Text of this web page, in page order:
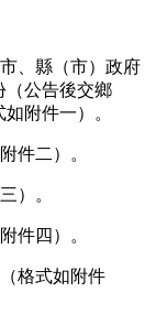
、縣（市）政府
（公告後交鄉
附件一）。
件二）。
）。
件四）。
格式如附件